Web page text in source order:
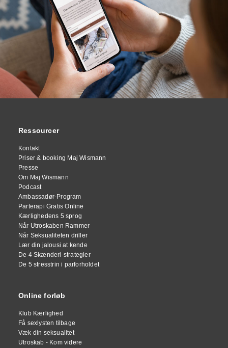
Ressourcer
Kontakt
Priser & booking Maj Wismann
Presse
Om Maj Wismann
Podcast
Ambassadør-Program
Parterapi Gratis Online
Kærlighedens 5 sprog
Når Utroskaben Rammer
Når Seksualiteten driller
Lær din jalousi at kende
De 4 Skænderi-strategier
De 5 stresstrin i parforholdet
Online forløb
Klub Kærlighed
Få sexlysten tilbage
Væk din seksualitet
Utroskab - Kom videre